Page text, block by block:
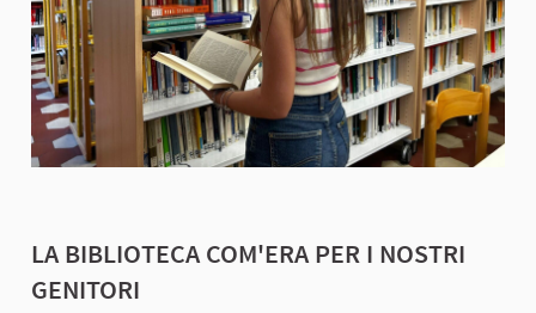
LA BIBLIOTECA COM'ERA PER I NOSTRI
GENITORI